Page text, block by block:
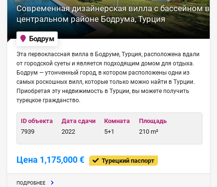
Современная дизайнерская вилла с бассейном в
центральном районе Бодрума, Турция
Бодрум
Эта первоклассная вилла в Бодруме, Турция, расположена вдали
от городской суеты и является подходящим домом для отдыха.
Бодрум — утонченный город, в котором расположены одни из
самых роскошных вилл, которые только можно найти в Турции.
Приобретая эту недвижимость в Турции, вы можете получить
турецкое гражданство.
ID объекта
7939
Дата сдачи
2022
Комната
5+1
Площадь
210 m²
Цена 1,175,000 € Турецкий паспорт
ПОДРОБНЕЕ